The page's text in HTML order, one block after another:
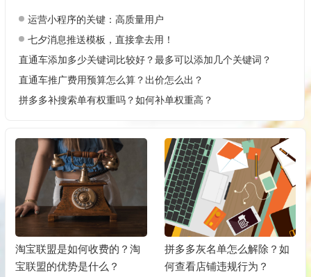
运营小程序的关键：高质量用户
七夕消息推送模板，直接拿去用！
直通车添加多少关键词比较好？最多可以添加几个关键词？
直通车推广费用预算怎么算？出价怎么出？
拼多多补搜索单有权重吗？如何补单权重高？
拼多多灰名单怎么解除？如
何查看店铺违规行为？
淘宝客违规怎么联系客服电
话？违规佣金还有吗？